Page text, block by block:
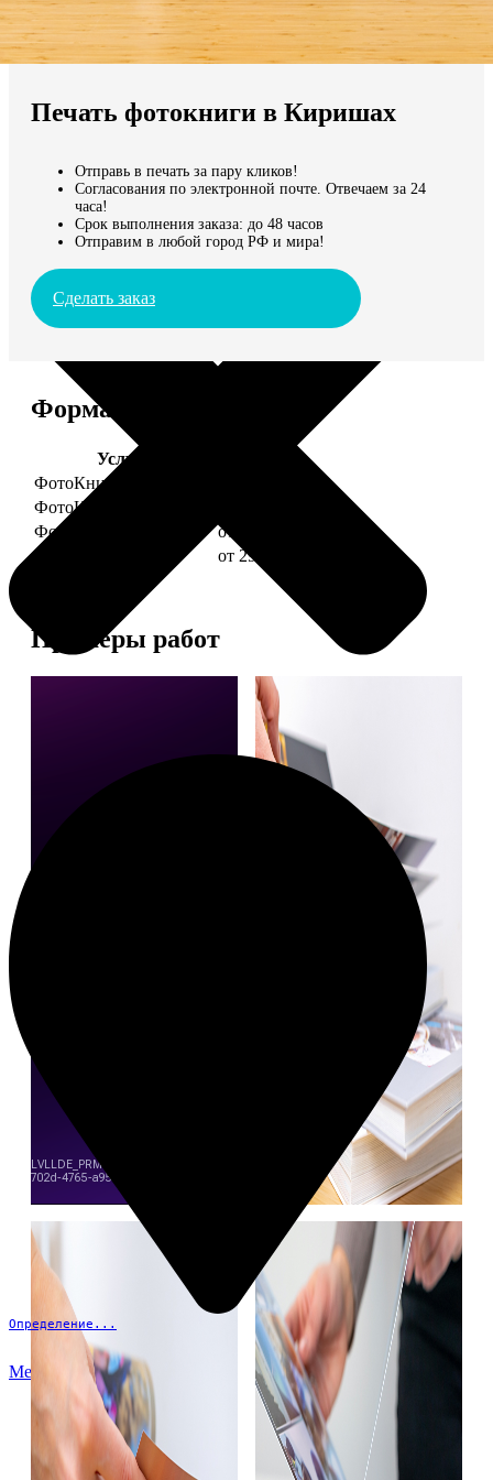
Мы доставляем по всему миру
Продолжить без города
Определение...
Меню
Печать фотокниги в Киришах
Отправь в печать за пару кликов!
Согласования по электронной почте. Отвечаем за 24
часа!
Срок выполнения заказа: до 48 часов
Отправим в любой город РФ и мира!
Сделать заказ
Форматы и цены
Услуга
ФотоКниги "Премиум"
ФотоКниги "Слим"
ФотоКниги "Лайт"
от 2990
ФотоКниги "Софт"
от 2990
Примеры работ